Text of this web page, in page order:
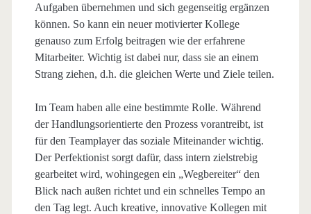
Aufgaben übernehmen und sich gegenseitig ergänzen
können. So kann ein neuer motivierter Kollege
genauso zum Erfolg beitragen wie der erfahrene
Mitarbeiter. Wichtig ist dabei nur, dass sie an einem
Strang ziehen, d.h. die gleichen Werte und Ziele teilen.
Im Team haben alle eine bestimmte Rolle. Während
der Handlungsorientierte den Prozess vorantreibt, ist
für den Teamplayer das soziale Miteinander wichtig.
Der Perfektionist sorgt dafür, dass intern zielstrebig
gearbeitet wird, wohingegen ein „Wegbereiter“ den
Blick nach außen richtet und ein schnelles Tempo an
den Tag legt. Auch kreative, innovative Kollegen mit